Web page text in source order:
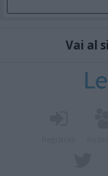
Vai al